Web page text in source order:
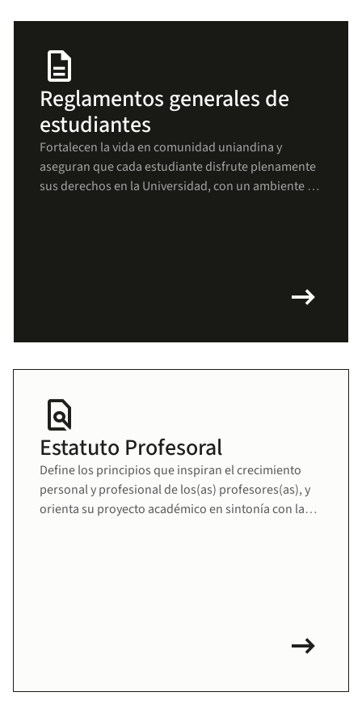
description
Reglamentos generales de
estudiantes
Fortalecen la vida en comunidad uniandina y
aseguran que cada estudiante disfrute plenamente
sus derechos en la Universidad, con un ambiente de
arrow_right_alt
find_in_page
Estatuto Profesoral
Define los principios que inspiran el crecimiento
personal y profesional de los(as) profesores(as), y
orienta su proyecto académico en sintonía con la
arrow_right_alt